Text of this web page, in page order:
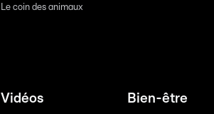
Le coin des animaux
Vidéos Bien-être